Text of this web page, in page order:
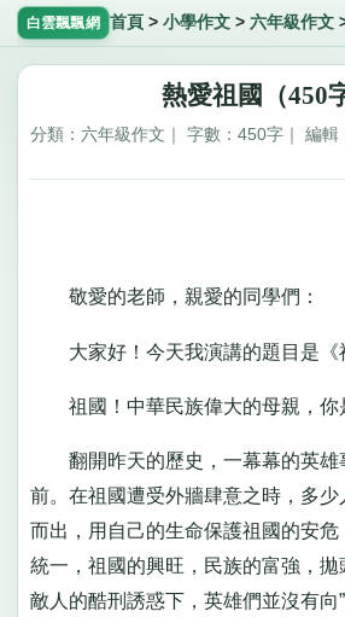
白雲飄飄網 首頁 > 小學作文> 六年級作文
熱愛祖國（450
分類：六年級作文｜ 字數：450字｜ 編輯
敬愛的老師，親愛的同學們：
大家好！今天我演講的題目是《
祖國！中華民族偉大的母親，你
翻開昨天的歷史，一幕幕的英雄
前。在祖國遭受外牆肆意之時，多少
而出，用自己的生命保護祖國的安危
統一，祖國的興旺，民族的富強，拋
敵人的酷刑誘惑下，英雄們並沒有向